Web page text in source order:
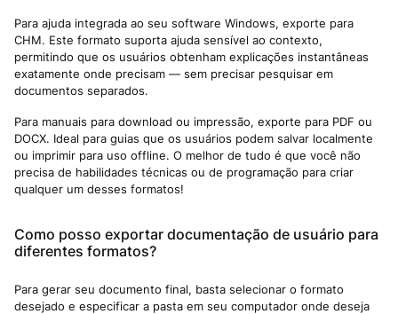
Para ajuda integrada ao seu software Windows, exporte para
CHM. Este formato suporta ajuda sensível ao contexto,
permitindo que os usuários obtenham explicações instantâneas
exatamente onde precisam — sem precisar pesquisar em
documentos separados.
Para manuais para download ou impressão, exporte para PDF ou
DOCX. Ideal para guias que os usuários podem salvar localmente
ou imprimir para uso offline. O melhor de tudo é que você não
precisa de habilidades técnicas ou de programação para criar
qualquer um desses formatos!
Como posso exportar documentação de usuário para
diferentes formatos?
Para gerar seu documento final, basta selecionar o formato
desejado e especificar a pasta em seu computador onde deseja